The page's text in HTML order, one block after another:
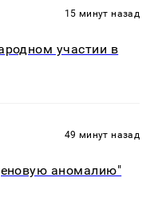
15 минут назад
участии в
49 минут назад
аномалию"